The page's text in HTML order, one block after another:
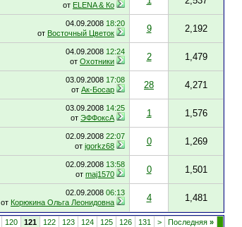
от ELENA & Ко
04.09.2008 18:20
от Восточный Цветок 9 2,192
04.09.2008 12:24
от Охотники 2 1,479
03.09.2008 17:08
от Ак-Босар 28 4,271
03.09.2008 14:25
от ЭФФоксА 1 1,576
02.09.2008 22:07
от igorkz68 0 1,269
02.09.2008 13:58
от maj1570 0 1,501
02.09.2008 06:13
от Корюкина Ольга Леонидовна 4 1,481
120 121 122 123 124 125 126 131 > Последняя »